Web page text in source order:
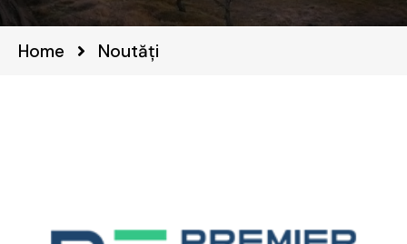
Home Noutăți